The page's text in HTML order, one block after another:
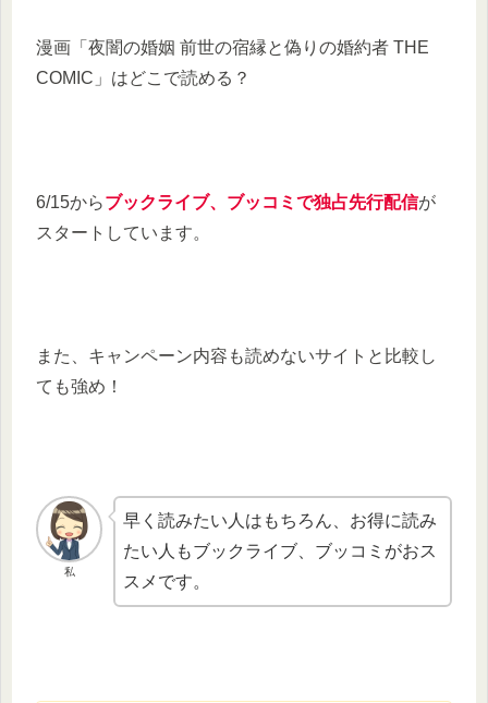
漫画「夜闇の婚姻 前世の宿縁と偽りの婚約者 THE
COMIC」はどこで読める？
6/15からブックライブ、ブッコミで独占先行配信が
スタートしています。
また、キャンペーン内容も読めないサイトと比較し
ても強め！
私
早く読みたい人はもちろん、お得に読み
たい人もブックライブ、ブッコミがおス
スメです。